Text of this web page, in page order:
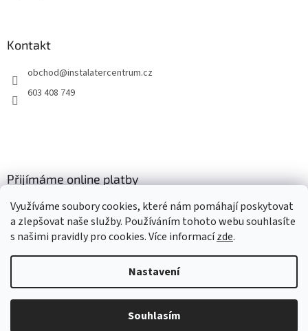
Využíváme soubory cookies, které nám pomáhají poskytovat
a zlepšovat naše služby. Používáním tohoto webu souhlasíte
s našimi pravidly pro cookies. Více informacízde.
Nastavení
Souhlasím
Kontakt
obchod@instalatercentrum.cz
603 408 749
Přijímáme online platby
Vytvořil Shoptet
instalatercentrum.cz. Všechna práva vyhrazena.